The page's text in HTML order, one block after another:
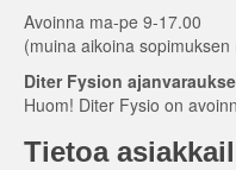
Avoinna ma-pe 9-17.00
(muina aikoina sopimuksen
Diter Fysion
Huom! Diter Fysio on
Tietoa